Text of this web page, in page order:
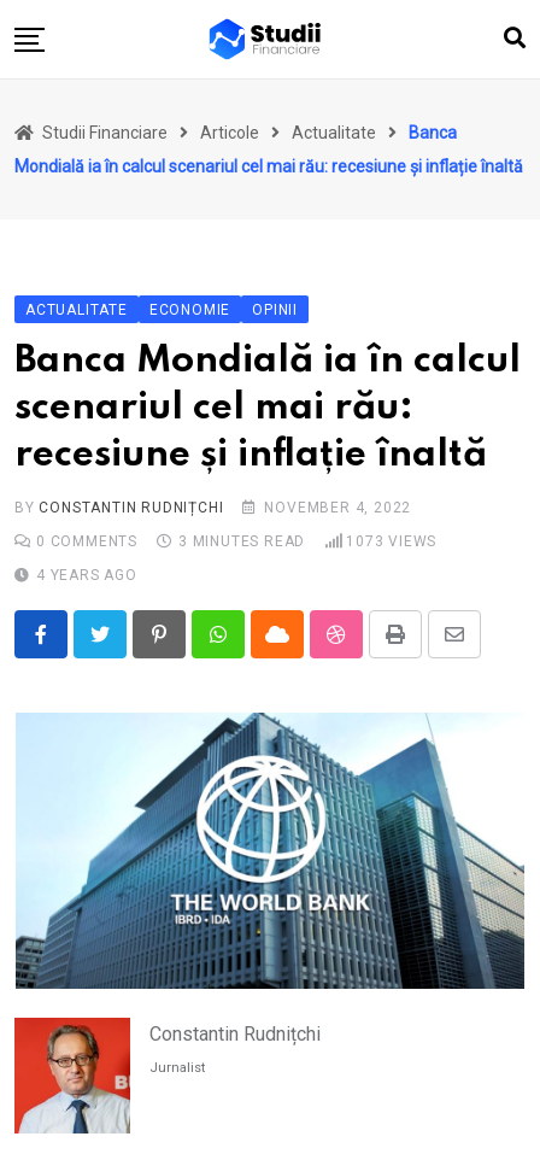
to
Actualitate
Opinii
Multimedia
Autori
Analize ASF
Studii Financiare Articole Actualitate
Banca
Mondială ia în calcul scenariul cel mai rău: recesiune și inflație înaltă
ACTUALITATE ECONOMIE OPINII
Banca Mondială ia în calcul
scenariul cel mai rău:
recesiune și inflație înaltă
BY CONSTANTIN RUDNIȚCHI
NOVEMBER 4, 2022
0 COMMENTS 3 MINUTES READ 1073 VIEWS
4 YEARS AGO
PinterestWhatsappCloud StumbleUpon
Print
Share
Email
Constantin Rudnițchi
Jurnalist